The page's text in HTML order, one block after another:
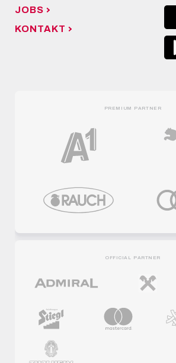
JOBS
KONTAKT
PREMIUM PARTNER
OFFICIAL PARTNER